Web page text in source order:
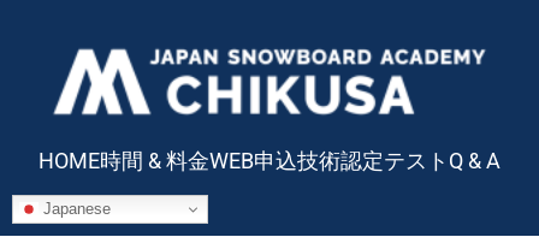
HOME時間 & 料金WEB申込技術認定テスト Q & A
Japanese